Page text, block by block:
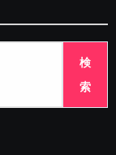
検
索